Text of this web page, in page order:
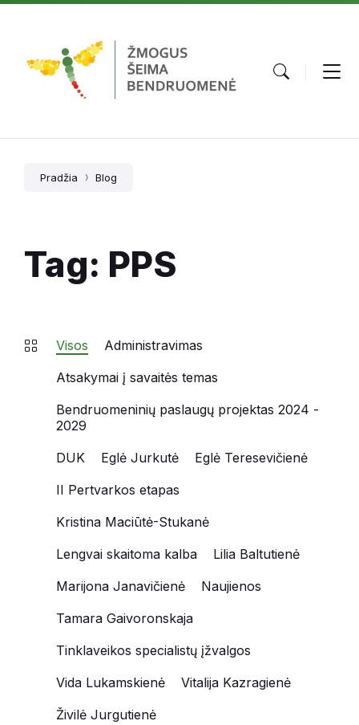
Skip
Skip
Skip
Pradžia Blog
Tag: PPS
Visos
Administravimas
Atsakymai į savaitės temas
Bendruomeninių paslaugų projektas 2024 -
2029
DUK
Eglė Jurkutė
Eglė Teresevičienė
II Pertvarkos etapas
Kristina Maciūtė-Stukanė
Lengvai skaitoma kalba
Lilia Baltutienė
Marijona Janavičienė
Naujienos
Tamara Gaivoronskaja
Tinklaveikos specialistų įžvalgos
Vida Lukamskienė
Vitalija Kazragienė
Živilė Jurgutienė